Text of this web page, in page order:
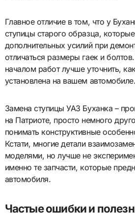
Главное отличие в том, что у
ступицы старого образца,
дополнительных усилий при
отличаться размеры гаек и
началом работ лучше уточнить,
установлена на вашем автомобиле.
Замена ступицы УАЗ Буханка –
на Патриоте, просто немного
понимать конструктивные
Кстати, многие детали
моделями, но лучше не
именно те запчасти, которые
автомобиля.
Частые ошибки и